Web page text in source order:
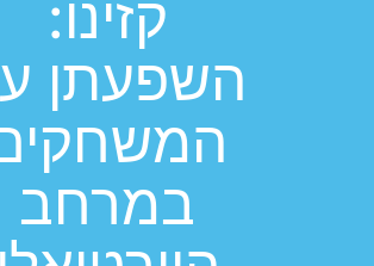
קזינו:
השפעתן
במרחב